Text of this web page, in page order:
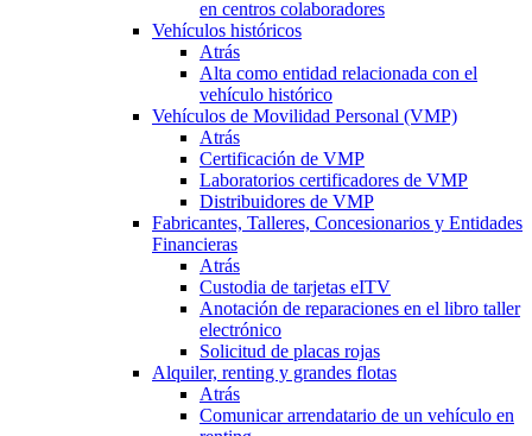
en centros colaboradores
Vehículos históricos
Atrás
Alta como entidad relacionada con el
vehículo histórico
Vehículos de Movilidad Personal (VMP)
Atrás
Certificación de VMP
Laboratorios certificadores de VMP
Distribuidores de VMP
Fabricantes, Talleres, Concesionarios y Entidades
Financieras
Atrás
Custodia de tarjetas eITV
Anotación de reparaciones en el libro taller
electrónico
Solicitud de placas rojas
Alquiler, renting y grandes flotas
Atrás
Comunicar arrendatario de un vehículo en